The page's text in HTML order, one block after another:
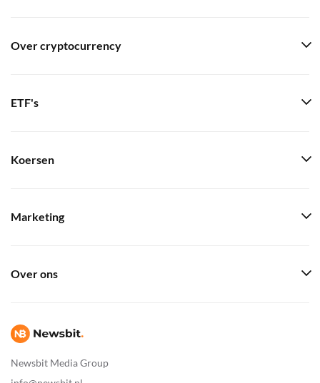
Newsbit Media Group
Over cryptocurrency
ETF's
Koersen
Marketing
Over ons